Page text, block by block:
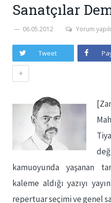
Sanatçılar
06.05.2012 Yorum
Tweet
+
kamuoyunda yaşanan
kaleme aldığı yazıyı
repertuar seçimi ve genel